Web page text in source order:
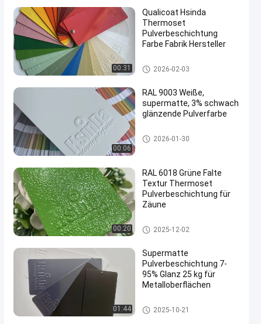
00:31
Qualicoat Hsinda
Thermoset
Pulverbeschichtung
Farbe Fabrik Hersteller
Thermoset Pulverbeschichtun
g
2026-02-03
00:06
RAL 9003 Weiße,
supermatte, 3% schwach
glänzende Pulverfarbe
Thermoset Pulverbeschichtun
g
2026-01-30
00:20
RAL 6018 Grüne Falte
Textur Thermoset
Pulverbeschichtung für
Zäune
Thermoset Pulverbeschichtun
g
2025-12-02
01:44
Supermatte
Pulverbeschichtung 7-
95% Glanz 25 kg für
Metalloberflächen
Thermoset Pulverbeschichtun
g
2025-10-21